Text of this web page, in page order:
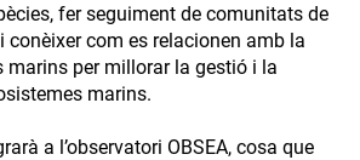
fer seguiment de comunitats de
conèixer com es relacionen amb la
marins per millorar la gestió i la
marins.
a l’observatori OBSEA, cosa que